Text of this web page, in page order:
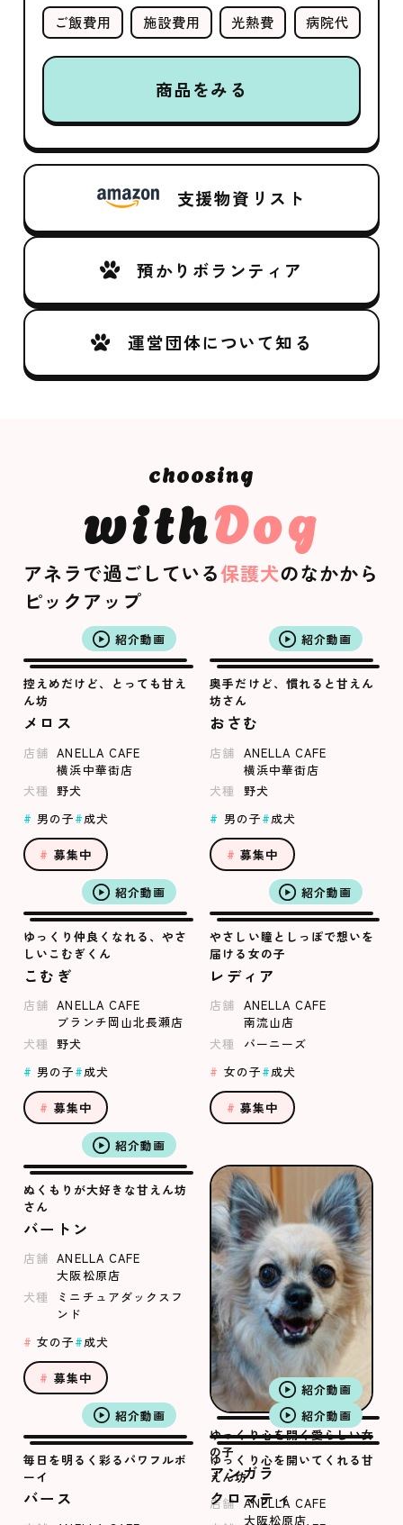
ご飯費用 施設費用 光熱費 病院代
商品をみる
支援物資リスト
預かりボランティア
運営団体について知る
withDog
アネラで過ごしている保護犬のなかから
ピックアップ
紹介動画
控えめだけど、とっても甘え
ん坊
メロス
店舗 ANELLA CAFE
横浜中華街店
犬種
野犬
男の子
成犬
募集中
紹介動画
奥手だけど、慣れると甘えん
坊さん
おさむ
店舗 ANELLA CAFE
横浜中華街店
犬種
野犬
男の子
成犬
募集中
紹介動画
ゆっくり仲良くなれる、やさ
しいこむぎくん
こむぎ
店舗 ANELLA CAFE
ブランチ岡山北長瀬店
犬種
野犬
男の子
成犬
募集中
紹介動画
やさしい瞳としっぽで想いを
届ける女の子
レディア
店舗 ANELLA CAFE
南流山店
犬種
バーニーズ
女の子
成犬
募集中
紹介動画
ぬくもりが大好きな甘えん坊
さん
バートン
店舗 ANELLA CAFE
大阪松原店
犬種
ミニチュアダックスフ
ンド
女の子
成犬
募集中
紹介動画
ゆっくり心を開く愛らしい女
の子
アンガラ
店舗 ANELLA CAFE
大阪松原店
紹介動画
毎日を明るく彩るパワフルボ
ーイ
バース
紹介動画
ゆっくり心を開いてくれる甘
えん坊
クロマティ